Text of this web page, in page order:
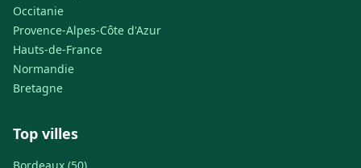
Occitanie
Provence-Alpes-Côte d'Azur
Hauts-de-France
Normandie
Bretagne
Top villes